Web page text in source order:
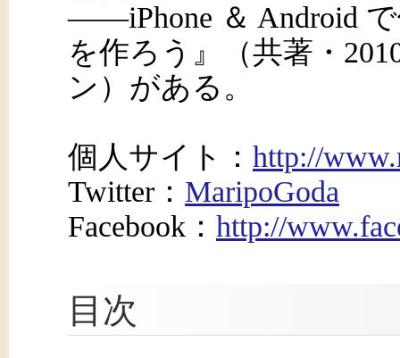
――iPhone ＆ Android
を作ろう』（共著・
ン）がある。
個人サイト： http://
Twitter： MaripoGoda
Facebook： http://
目次